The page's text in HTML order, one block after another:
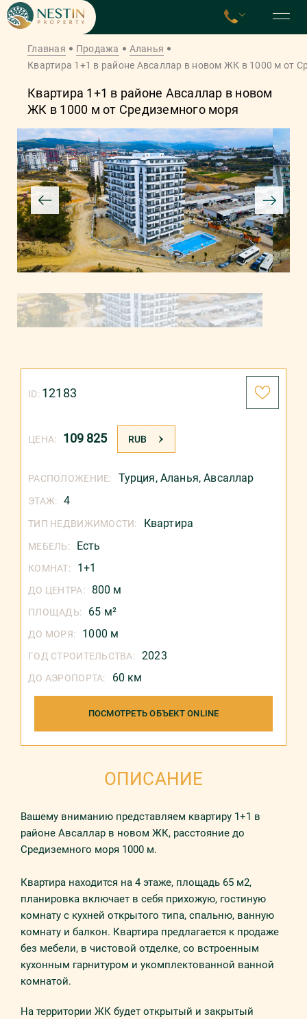
Главная Продажа
Аланья
Квартира 1+1 в районе Авсаллар в новом ЖК в 1000 м от
Квартира 1+1 в районе Авсаллар в новом
ЖК в 1000 м от Средиземного моря
ЦЕНА: 109 825 RUB
ID: 12183
РАСПОЛОЖЕНИЕ: Турция, Аланья,Авсаллар
ЭТАЖ: 4
ТИП НЕДВИЖИМОСТИ: Квартира
МЕБЕЛЬ: Есть
КОМНАТ: 1+1
ДО ЦЕНТРА: 800 м
ПЛОЩАДЬ: 65 м²
ДО МОРЯ: 1000 м
ГОД СТРОИТЕЛЬСТВА: 2023
ДО АЭРОПОРТА: 60 км
ПОСМОТРЕТЬ ОБЪЕКТ ONLINE
ОПИСАНИЕ
Вашему вниманию представляем квартиру 1+1 в
районе Авсаллар в новом ЖК, расстояние до
Средиземного моря 1000 м.
Квартира находится на 4 этаже, площадь 65 м2,
планировка включает в себя прихожую, гостиную
комнату с кухней открытого типа, спальню, ванную
комнату и балкон. Квартира предлагается к продаже
без мебели, в чистовой отделке, со встроенным
кухонным гарнитуром и укомплектованной ванной
комнатой.
На территории ЖК будет открытый и закрытый